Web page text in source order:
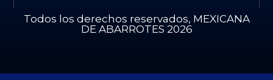
Todos los derechos reservados, MEXICANA
DE ABARROTES 2026